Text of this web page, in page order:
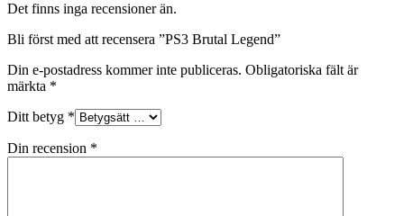
Det finns inga recensioner än.
Bli först med att recensera ”PS3 Brutal Legend”
Din e-postadress kommer inte publiceras. Obligatoriska fält är
märkta *
Ditt betyg *
Din recension *